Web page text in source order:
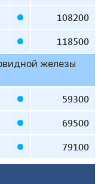
108200
118500
железы
59300
69500
79100